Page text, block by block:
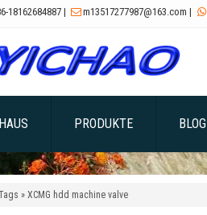
18162684887 | m13517277987@163.com | 
HAUS PRODUKTE BLOG
» XCMG hdd machine valve